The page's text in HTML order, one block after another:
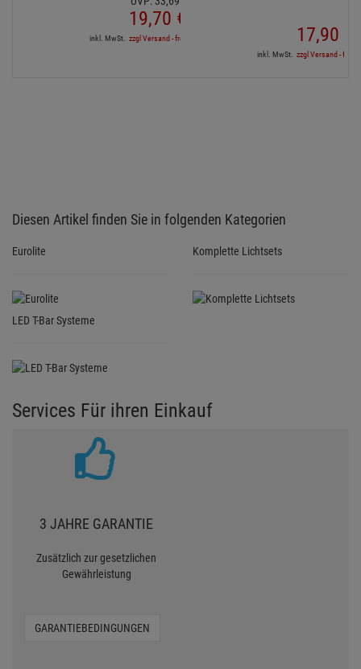
19,70 €
inkl. MwSt. zzgl Versand - frei ab 90,-€ in DE 17,90
inkl. MwSt. zzgl Versand - frei
Diesen Artikel finden Sie in folgenden Kategorien
Eurolite Komplette Lichtsets
LED T-Bar Systeme
Services Für ihren Einkauf
3 JAHRE GARANTIE
Zusätzlich zur gesetzlichen
Gewährleistung
GARANTIEBEDINGUNGEN